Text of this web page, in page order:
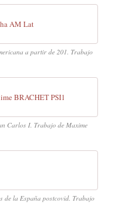
AM Lat
a partir de 201. Trabajo
BRACHET PSI1
Carlos I. Trabajo de Maxime
de la España postcovid. Trabajo